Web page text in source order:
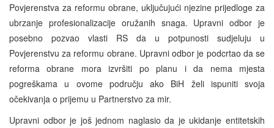
Povjerenstva za reformu obrane, uključujući njezine prijedloge za
ubrzanje profesionalizacije oružanih snaga. Upravni odbor je
posebno pozvao vlasti RS da u potpunosti sudjeluju u
Povjerenstvu za reformu obrane. Upravni odbor je podcrtao da se
reforma obrane mora izvršiti po planu i da nema mjesta
pogreškama u ovome području ako BiH želi ispuniti svoja
očekivanja o prijemu u Partnerstvo za mir.
Upravni odbor je još jednom naglasio da je ukidanje entitetskih